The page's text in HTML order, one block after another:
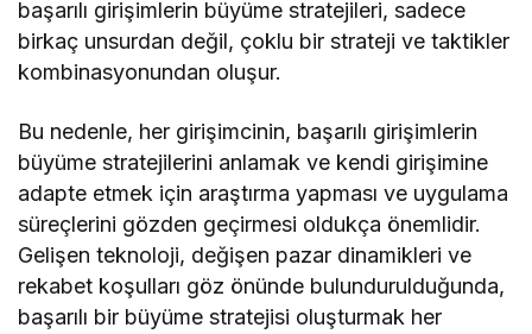
başarılı girişimlerin büyüme stratejileri, sadece
birkaç unsurdan değil, çoklu bir strateji ve taktikler
kombinasyonundan oluşur.
Bu nedenle, her girişimcinin, başarılı girişimlerin
büyüme stratejilerini anlamak ve kendi girişimine
adapte etmek için araştırma yapması ve uygulama
süreçlerini gözden geçirmesi oldukça önemlidir.
Gelişen teknoloji, değişen pazar dinamikleri ve
rekabet koşulları göz önünde bulundurulduğunda,
başarılı bir büyüme stratejisi oluşturmak her